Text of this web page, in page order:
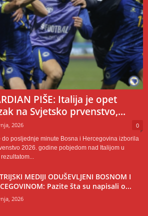
PIŠE: Italija je opet
na Svjetsko prvenstvo,...
2026 0
do posljednje minute Bosna i Hercegovina izborila
2026. godine pobjedom nad Italijom u
MEDIJI ODUŠEVLJENI BOSNOM I
Pazite šta su napisali o...
2026